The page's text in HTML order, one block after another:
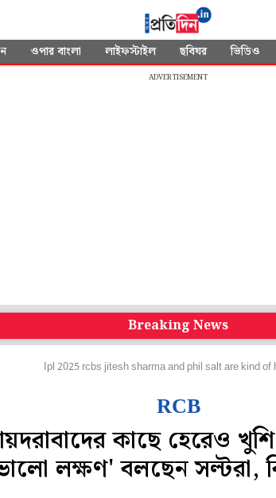
ওপার বাংলা লাইফস্টাইল ছবিঘর ভিডিও
ADVERTISEMENT
Breaking News
Ipl 2025 rcbs jitesh sharma and phil salt are kind of
RCB
কাছে হেরেও
লক্ষণ' বলছেন সল্টরা,